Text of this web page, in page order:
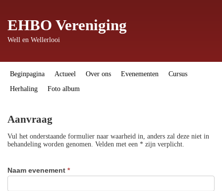
EHBO Vereniging
Well en Wellerlooi
Beginpagina Actueel Over ons Evenementen
Cursus
Herhaling
Foto album
Aanvraag
Vul het onderstaande formulier naar waarheid in, anders zal deze niet in
behandeling worden genomen. Velden met een * zijn verplicht.
Naam evenement *